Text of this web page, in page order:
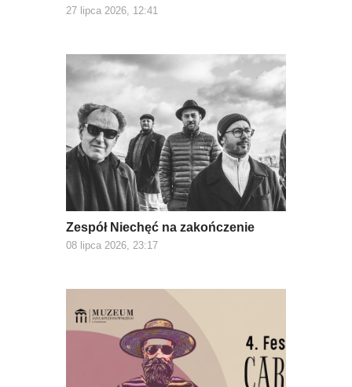
27 lipca 2026, 12:41
Zespół Niechęć na zakończenie
08 lipca 2026, 23:17